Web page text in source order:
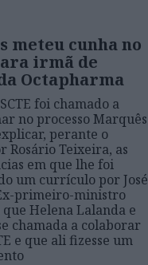
meteu cunha no
irmã de
Octapharma
foi chamado a
no processo Marquês
perante o
Rosário Teixeira, as
em que lhe foi
um currículo por José
primeiro-ministro
Helena Lalanda e
chamada a colaborar
e que ali fizesse um